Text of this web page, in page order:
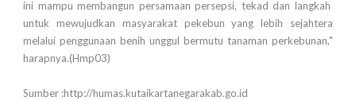
ini mampu membangun persamaan persepsi, tekad dan langkah
untuk mewujudkan masyarakat pekebun yang lebih sejahtera
melalui penggunaan benih unggul bermutu tanaman perkebunan,"
harapnya.(Hmp03)
Sumber :http://humas.kutaikartanegarakab.go.id